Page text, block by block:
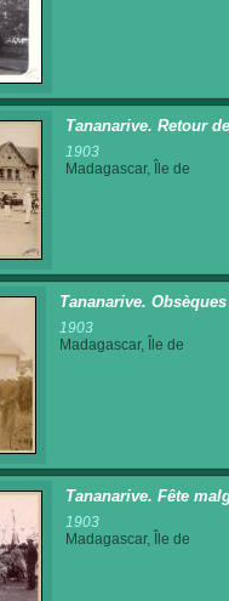
Tananarive. Retour
1903
Madagascar, Île de
Tananarive.
1903
Madagascar, Île de
Tananarive. Fête
1903
Madagascar, Île de